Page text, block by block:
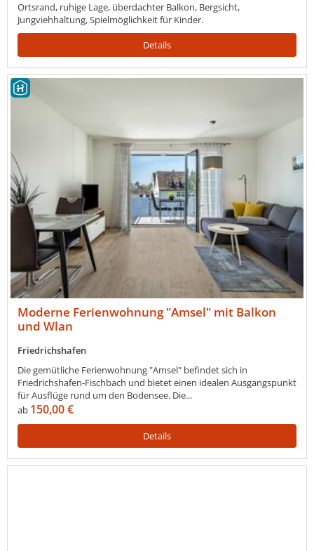
Ortsrand, ruhige Lage, überdachter Balkon, Bergsicht,
Jungviehhaltung, Spielmöglichkeit für Kinder.
Details
Moderne Ferienwohnung "Amsel" mit Balkon
und Wlan
Friedrichshafen
Die gemütliche Ferienwohnung "Amsel" befindet sich in
Friedrichshafen-Fischbach und bietet einen idealen Ausgangspunkt
für Ausflüge rund um den Bodensee. Die...
ab 150,00 €
Details